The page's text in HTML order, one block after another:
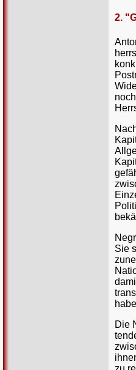
2.
Sie
Die